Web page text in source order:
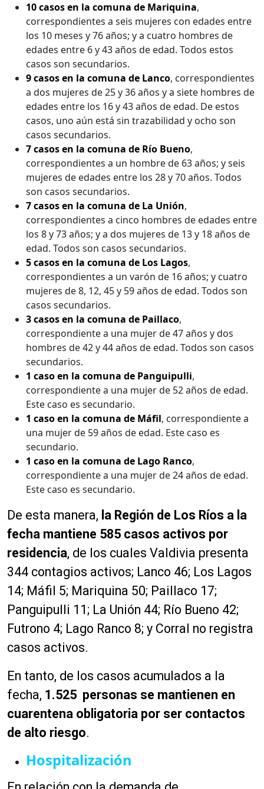
10 casos en la comuna de Mariquina,
correspondientes a seis mujeres con edades entre
los 10 meses y 76 años; y a cuatro hombres de
edades entre 6 y 43 años de edad. Todos estos
casos son secundarios.
9 casos en la comuna de Lanco, correspondientes
a dos mujeres de 25 y 36 años y a siete hombres de
edades entre los 16 y 43 años de edad. De estos
casos, uno aún está sin trazabilidad y ocho son
casos secundarios.
7 casos en la comuna de Río Bueno,
correspondientes a un hombre de 63 años; y seis
mujeres de edades entre los 28 y 70 años. Todos
son casos secundarios.
7 casos en la comuna de La Unión,
correspondientes a cinco hombres de edades entre
los 8 y 73 años; y a dos mujeres de 13 y 18 años de
edad. Todos son casos secundarios.
5 casos en la comuna de Los Lagos,
correspondientes a un varón de 16 años; y cuatro
mujeres de 8, 12, 45 y 59 años de edad. Todos son
casos secundarios.
3 casos en la comuna de Paillaco,
correspondiente a una mujer de 47 años y dos
hombres de 42 y 44 años de edad. Todos son casos
secundarios.
1 caso en la comuna de Panguipulli,
correspondiente a una mujer de 52 años de edad.
Este caso es secundario.
1 caso en la comuna de Máfil, correspondiente a
una mujer de 59 años de edad. Este caso es
secundario.
1 caso en la comuna de Lago Ranco,
correspondiente a una mujer de 24 años de edad.
Este caso es secundario.
De esta manera, la Región de Los Ríos a la
fecha mantiene 585 casos activos por
residencia, de los cuales Valdivia presenta
344 contagios activos; Lanco 46; Los Lagos
14; Máfil 5; Mariquina 50; Paillaco 17;
Panguipulli 11; La Unión 44; Río Bueno 42;
Futrono 4; Lago Ranco 8; y Corral no registra
casos activos.
En tanto, de los casos acumulados a la
fecha, 1.525 personas se mantienen en
cuarentena obligatoria por ser contactos
de alto riesgo.
Hospitalización